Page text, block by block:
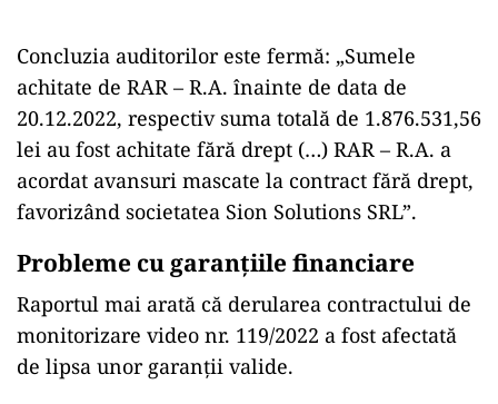
Concluzia auditorilor este fermă: „Sumele
achitate de RAR – R.A. înainte de data de
20.12.2022, respectiv suma totală de 1.876.531,56
lei au fost achitate fără drept (…) RAR – R.A. a
acordat avansuri mascate la contract fără drept,
favorizând societatea Sion Solutions SRL”.
Probleme cu garanțiile financiare
Raportul mai arată că derularea contractului de
monitorizare video nr. 119/2022 a fost afectată
de lipsa unor garanții valide.